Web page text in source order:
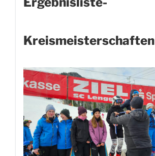
Kreismeisterschaften